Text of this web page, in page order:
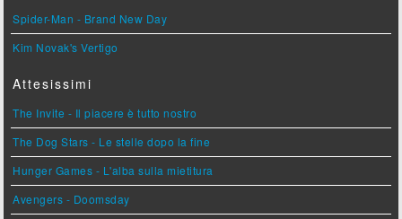
Spider-Man - Brand New Day
Kim Novak's Vertigo
Attesissimi
The Invite - Il piacere è tutto nostro
The Dog Stars - Le stelle dopo la fine
Hunger Games - L'alba sulla mietitura
Avengers - Doomsday